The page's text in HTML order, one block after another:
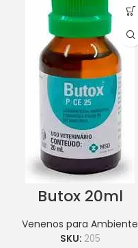
Butox 20ml
Venenos para Ambiente
SKU: 205